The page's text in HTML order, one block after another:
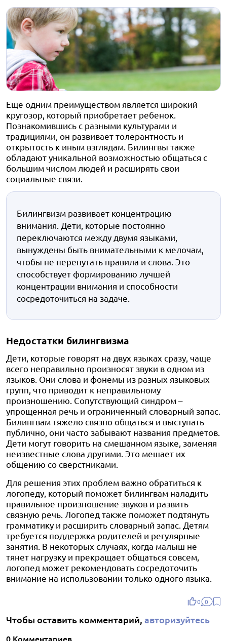
Еще одним преимуществом является широкий
кругозор, который приобретает ребенок.
Познакомившись с разными культурами и
традициями, он развивает толерантность и
открытость к иным взглядам. Билингвы также
обладают уникальной возможностью общаться с
большим числом людей и расширять свои
социальные связи.
Билингвизм развивает концентрацию
внимания. Дети, которые постоянно
переключаются между двумя языками,
вынуждены быть внимательными к мелочам,
чтобы не перепутать правила и слова. Это
способствует формированию лучшей
концентрации внимания и способности
сосредоточиться на задаче.
Недостатки билингвизма
Дети, которые говорят на двух языках сразу, чаще
всего неправильно произносят звуки в одном из
языков. Они слова и фонемы из разных языковых
групп, что приводит к неправильному
произношению. Сопутствующий синдром –
упрощенная речь и ограниченный словарный запас.
Билингвам тяжело связно общаться и выступать
публично, они часто забывают названия предметов.
Дети могут говорить на смешанном языке, заменяя
неизвестные слова другими. Это мешает их
общению со сверстниками.
Для решения этих проблем важно обратиться к
логопеду, который поможет билингвам наладить
правильное произношение звуков и развить
связную речь. Логопед также поможет подтянуть
грамматику и расширить словарный запас. Детям
требуется поддержка родителей и регулярные
занятия. В некоторых случаях, когда малыш не
тянет нагрузку и прекращает общаться совсем,
логопед может рекомендовать сосредоточить
внимание на использовании только одного языка.
0 0
Чтобы оставить комментарий, авторизуйтесь
0 Комментариев